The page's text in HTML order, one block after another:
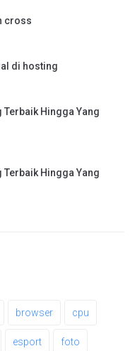
cross
di hosting
Hingga Yang
Hingga Yang
browser cpu
esport foto